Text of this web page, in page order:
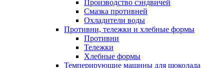
Производство сэндвичей
Смазка противней
Охладители воды
Противни, тележки и хлебные формы
Противни
Тележки
Хлебные формы
Темперирующие машины для шоколада